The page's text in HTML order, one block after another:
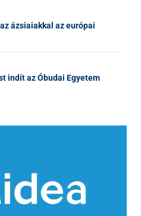
ázsiaiakkal az európai
indít az Óbudai Egyetem